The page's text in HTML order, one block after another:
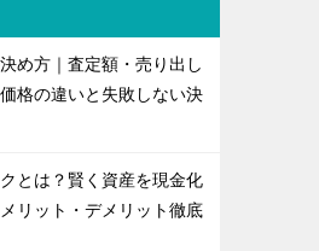
め方｜査定額・売り出し
格の違いと失敗しない決
とは？賢く資産を現金化
リット・デメリット徹底